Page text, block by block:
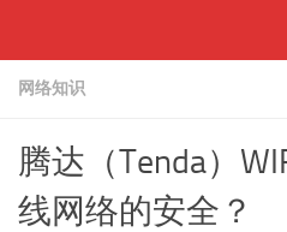
网络知识
腾达（Tenda）
线网络的安全？